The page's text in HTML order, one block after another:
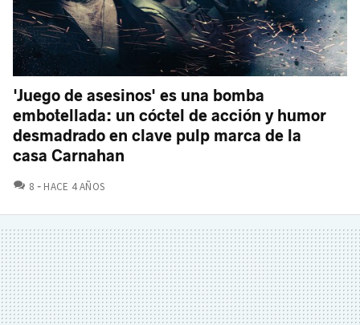
'Juego de asesinos' es una bomba
embotellada: un cóctel de acción y humor
desmadrado en clave pulp marca de la
casa Carnahan
8 COMENTARIOS
HACE 4 AÑOS